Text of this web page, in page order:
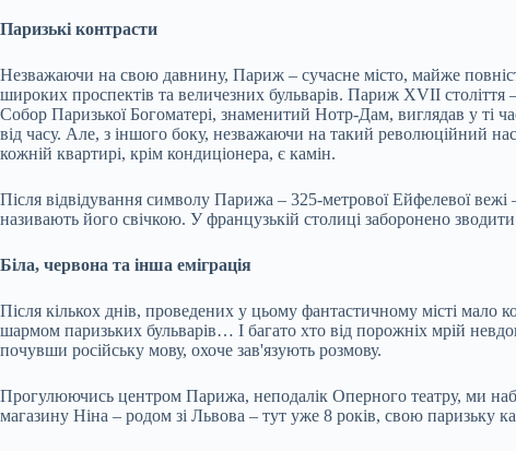
Паризькі контрасти
Незважаючи на свою давнину, Париж – сучасне місто, майже
широких проспектів та величезних бульварів. Париж XVII
Собор Паризької Богоматері, знаменитий Нотр-Дам, виглядав у ті
від часу. Але, з іншого боку, незважаючи на такий революційний
кожній квартирі, крім кондиціонера, є камін.
Після відвідування символу Парижа – 325-метрової Ейфелевої
називають його свічкою. У французькій столиці заборонено
Біла, червона та інша еміграція
Після кількох днів, проведених у цьому фантастичному місті
шармом паризьких бульварів… І багато хто від порожніх мрій
почувши російську мову, охоче зав'язують розмову.
Прогулюючись центром Парижа, неподалік Оперного театру, ми
магазину Ніна – родом зі Львова – тут уже 8 років, свою паризьку